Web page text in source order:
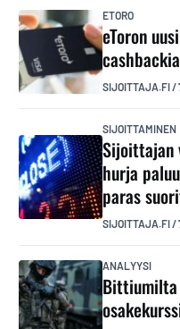
ETORO
eToron
SIJOITTAJA.FI/
SIJOITTAMINEN
Sijoittajan
hurja
paras
SIJOITTAJA.FI/
ANALYYSI
Bittiumilta